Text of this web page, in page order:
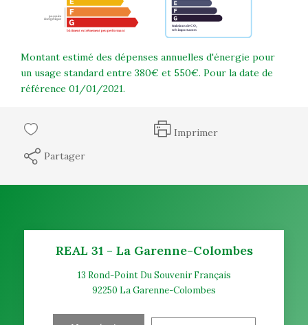
Montant estimé des dépenses annuelles d'énergie pour
un usage standard entre 380€ et 550€. Pour la date de
référence 01/01/2021.
Imprimer
Partager
REAL 31 - La Garenne-Colombes
13 Rond-Point Du Souvenir Français
92250 La Garenne-Colombes